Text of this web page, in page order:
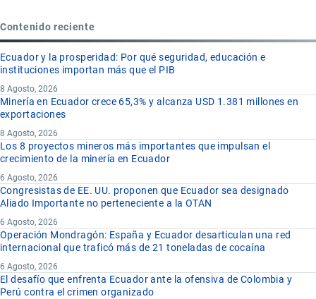
Contenido reciente
Ecuador y la prosperidad: Por qué seguridad, educación e
instituciones importan más que el PIB
8 Agosto, 2026
Minería en Ecuador crece 65,3% y alcanza USD 1.381 millones en
exportaciones
8 Agosto, 2026
Los 8 proyectos mineros más importantes que impulsan el
crecimiento de la minería en Ecuador
6 Agosto, 2026
Congresistas de EE. UU. proponen que Ecuador sea designado
Aliado Importante no perteneciente a la OTAN
6 Agosto, 2026
Operación Mondragón: España y Ecuador desarticulan una red
internacional que traficó más de 21 toneladas de cocaína
6 Agosto, 2026
El desafío que enfrenta Ecuador ante la ofensiva de Colombia y
Perú contra el crimen organizado